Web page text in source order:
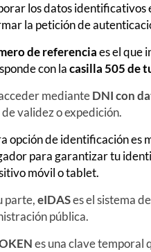
los datos identificativos
la petición de
de referenciaes el que
con lacasilla 505 de
medianteDNI con
validez o expedición.
opción de identificación es
para garantizar tu
móvil o tablet.
parte,eIDASes el sistema
pública.
es una clave temporal